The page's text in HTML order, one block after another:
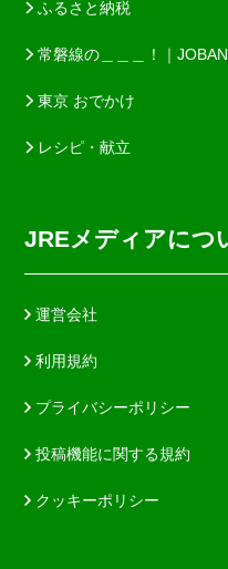
ふるさと納税
常磐線の＿＿＿！｜
東京 おでかけ
レシピ・献立
JREメディアにつ
運営会社
利用規約
プライバシーポリシー
投稿機能に関する規約
クッキーポリシー